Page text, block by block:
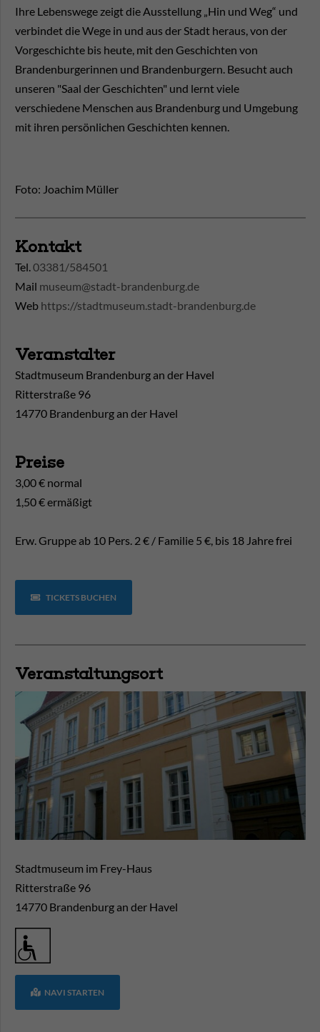
Ihre Lebenswege zeigt die Ausstellung „Hin und Weg“ und
verbindet die Wege in und aus der Stadt heraus, von der
Vorgeschichte bis heute, mit den Geschichten von
Brandenburgerinnen und Brandenburgern. Besucht auch
unseren "Saal der Geschichten" und lernt viele
verschiedene Menschen aus Brandenburg und Umgebung
mit ihren persönlichen Geschichten kennen.
Foto: Joachim Müller
Kontakt
Tel.03381/584501
Mail museum@stadt-brandenburg.de
Web https://stadtmuseum.stadt-brandenburg.de
Veranstalter
Stadtmuseum Brandenburg an der Havel
Ritterstraße 96
14770 Brandenburg an der Havel
Preise
3,00 € normal
1,50 € ermäßigt
Erw. Gruppe ab 10 Pers. 2 € / Familie 5 €, bis 18 Jahre frei
TICKETS BUCHEN
Veranstaltungsort
Stadtmuseum im Frey-Haus
Ritterstraße 96
14770 Brandenburg an der Havel
NAVI STARTEN